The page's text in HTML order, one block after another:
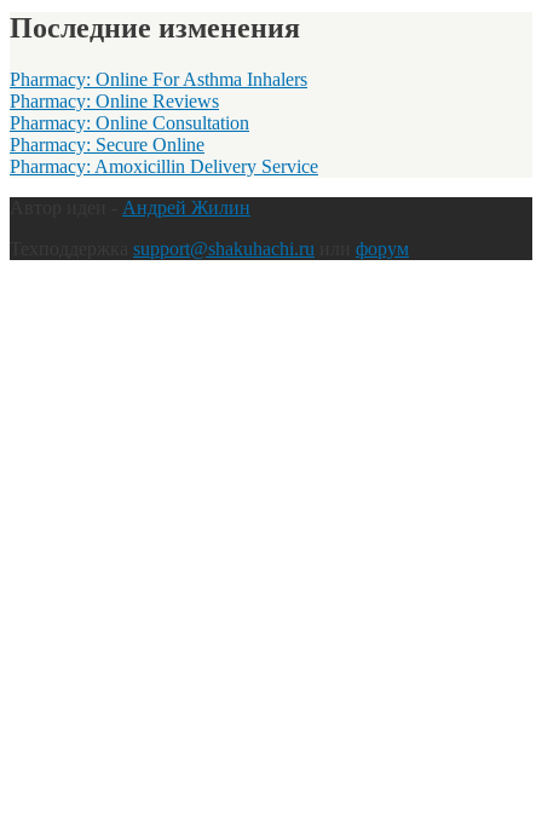
Последние изменения
Pharmacy: Online For Asthma Inhalers
Pharmacy: Online Reviews
Pharmacy: Online Consultation
Pharmacy: Secure Online
Pharmacy: Amoxicillin Delivery Service
Андрей Жилин
support@shakuhachi.ru форум